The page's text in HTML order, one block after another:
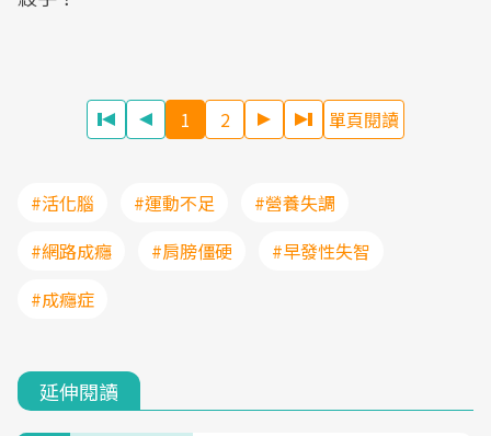
1 2 單頁閱讀
#活化腦 #運動不足
#營養失調
#網路成癮
#肩膀僵硬
#早發性失智
#成癮症
延伸閱讀